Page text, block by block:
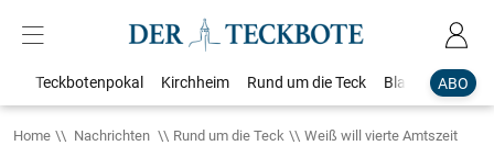
ABO
Teckbotenpokal Kirchheim Rund um die Teck Blaulicht
Home Nachrichten Rund um die Teck Weiß will vierte Amtszeit